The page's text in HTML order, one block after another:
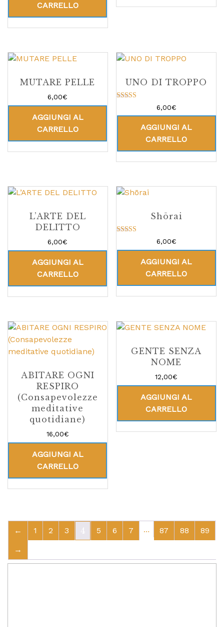
CARRELLO
MUTARE PELLE
6,00€
AGGIUNGI AL
CARRELLO
UNO DI TROPPO
su 5
6,00€
AGGIUNGI AL
CARRELLO
L’ARTE DEL
DELITTO
6,00€
AGGIUNGI AL
CARRELLO
Shōrai
su 5
6,00€
AGGIUNGI AL
CARRELLO
ABITARE OGNI
RESPIRO
(Consapevolezze
meditative
quotidiane)
16,00€
AGGIUNGI AL
CARRELLO
GENTE SENZA
NOME
12,00€
AGGIUNGI AL
CARRELLO
← 1 2 3 4 5 6 7 … 87 88
89
→